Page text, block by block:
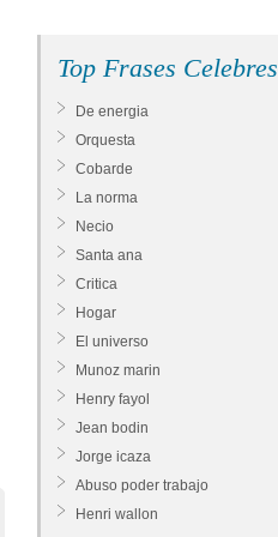
Top Frases Celebres
De energia
Orquesta
Cobarde
La norma
Necio
Santa ana
Critica
Hogar
El universo
Munoz marin
Henry fayol
Jean bodin
Jorge icaza
Abuso poder trabajo
Henri wallon